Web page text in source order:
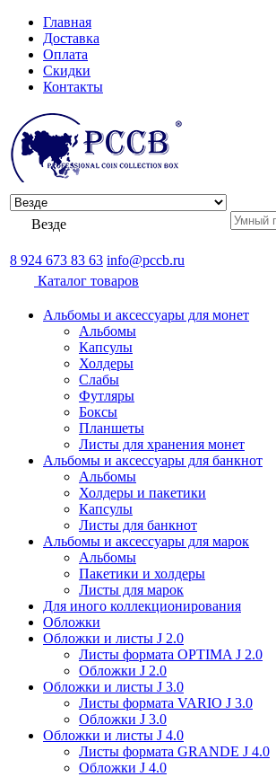
Главная
Доставка
Оплата
Скидки
Контакты
Везде
8 924 673 83 63 info@pccb.ru
Каталог товаров
Альбомы и аксессуары для монет
Альбомы
Капсулы
Холдеры
Слабы
Футляры
Боксы
Планшеты
Листы для хранения монет
Альбомы и аксессуары для банкнот
Альбомы
Холдеры и пакетики
Капсулы
Листы для банкнот
Альбомы и аксессуары для марок
Альбомы
Пакетики и холдеры
Листы для марок
Для иного коллекционирования
Обложки
Обложки и листы J 2.0
Листы формата OPTIMA J 2.0
Обложки J 2.0
Обложки и листы J 3.0
Листы формата VARIO J 3.0
Обложки J 3.0
Обложки и листы J 4.0
Листы формата GRANDE J 4.0
Обложки J 4.0